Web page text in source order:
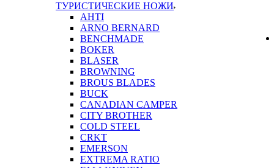
ТУРИСТИЧЕСКИЕ НОЖИ
AHTI
ARNO BERNARD
BENCHMADE
BOKER
BLASER
BROWNING
BROUS BLADES
BUCK
CANADIAN CAMPER
CITY BROTHER
COLD STEEL
CRKT
EMERSON
EXTREMA RATIO